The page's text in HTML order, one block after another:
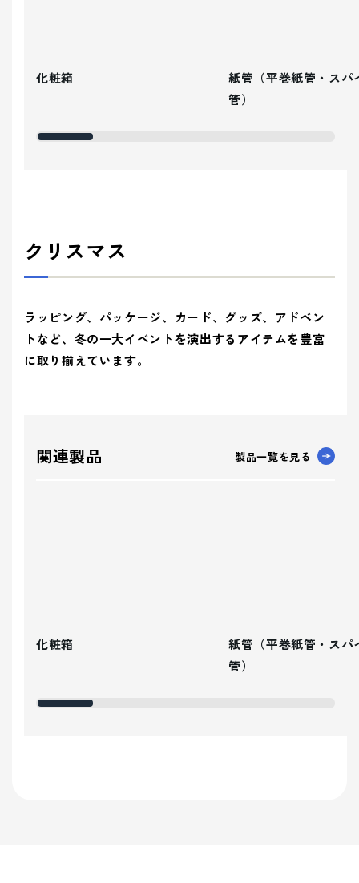
化粧箱
紙管（平巻紙管・スパ
管）
クリスマス
ラッピング、パッケージ、カード、グッズ、アドベン
トなど、冬の一大イベントを演出するアイテムを豊富
に取り揃えています。
関連製品 製品一覧を見る
化粧箱
紙管（平巻紙管・スパ
管）